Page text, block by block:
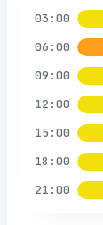
03:00
06:00
09:00
12:00
15:00
18:00
21:00